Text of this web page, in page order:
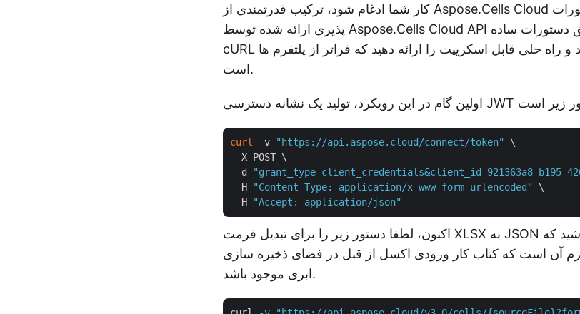
کار شما ادغام شود، ترکیب قدرتمندی از Aspose.Cells Cloud و دستورات cURL است. انعطاف
پذیری ارائه شده توسط Aspose.Cells Cloud API به شما امکان می دهد از طریق دستورات ساده
cURL با سرویس تعامل داشته باشید و راه حلی قابل اسکریپت را ارائه دهید که فراتر از پلتفرم ها
است.
curl -v "https://api.aspose.cloud/connect/token"
\
-X POST \
-d
"grant_type=client_credentials&client_id=921363a8-b195-
-H
"Content-Type: application/x-www-form-urlencoded"
\
-H
"Accept: application/json"
اکنون، لطفا دستور زیر را برای تبدیل فرمت XLSX به JSON اجرا کنید. لطفاً توجه داشته باشید که
آن است که کتاب کار ورودی اکسل از قبل در فضای ذخیره سازی
ابری موجود باشد.